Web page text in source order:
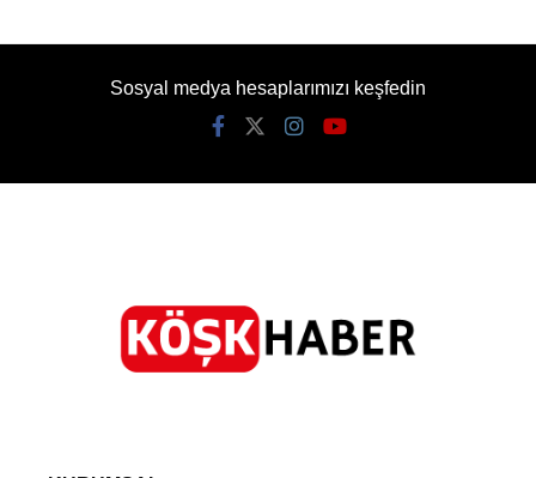
Sosyal medya hesaplarımızı keşfedin